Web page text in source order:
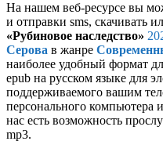
На нашем веб-ресурсе вы
и отправки sms, скачивать
«Рубиновое наследство»
Серова в жанре
наиболее удобный формат
epub на русском языке для
поддерживаемого вашим
персонального компьютера
нас есть возможность
mp3.